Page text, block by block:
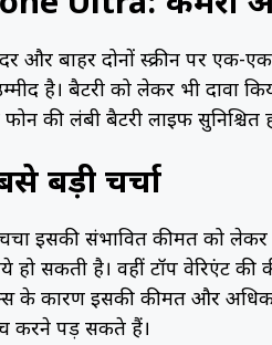
बाहर दोनों स्क्रीन पर एक-
है। बैटरी को लेकर भी दावा
की लंबी बैटरी लाइफ सुनिश्चित
बड़ी चर्चा
इसकी संभावित कीमत को लेकर
हो सकती है। वहीं टॉप वेरिएंट
कारण इसकी कीमत और अधिक
करने पड़ सकते हैं।